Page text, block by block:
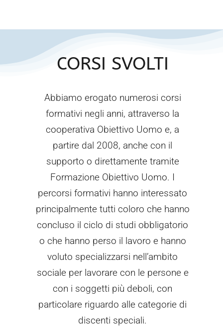
CORSI SVOLTI
Abbiamo erogato numerosi corsi
formativi negli anni, attraverso la
cooperativa Obiettivo Uomo e, a
partire dal 2008, anche con il
supporto o direttamente tramite
Formazione Obiettivo Uomo. I
percorsi formativi hanno interessato
principalmente tutti coloro che hanno
concluso il ciclo di studi obbligatorio
o che hanno perso il lavoro e hanno
voluto specializzarsi nell’ambito
sociale per lavorare con le persone e
con i soggetti più deboli, con
particolare riguardo alle categorie di
discenti speciali.